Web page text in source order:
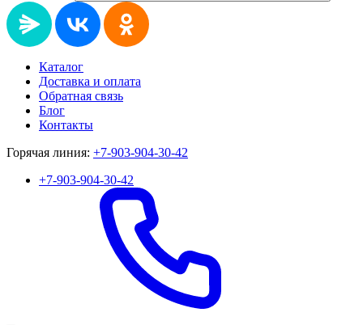
Каталог
Доставка и оплата
Обратная связь
Блог
Контакты
Горячая линия: +7-903-904-30-42
+7-903-904-30-42